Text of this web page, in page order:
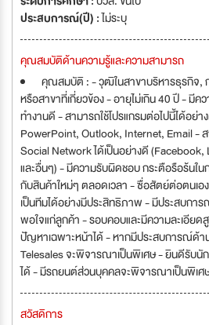
ประสบการณ์(ปี) :ไม่ระบุ
คุณสมบัติด้านความรู้และความสามารถ
คุณสมบัติ : - วุฒิในสาขาบริหารธุรกิจ,
หรือสาขาที่เกี่ยวข้อง - อายุไม่เกิน 40 ปี - มีค
ทำงานดี - สามารถใช้โปรแกรมต่อไปนี้ได้อย่
PowerPoint, Outlook, Internet, Email -
Social Network ได้เป็นอย่างดี
และอื่นๆ) - มีความรับผิดชอบ กระตือรือร้นใน
กับสินค้าใหม่ๆ ตลอดเวลา - ซื่อสัตย์ต่อตนเอ
เป็นทีมได้อย่างมีประสิทธิภาพ - มีประสบการ
พอใจแก่ลูกค้า - รอบคอบและมีความละเอียด
ปัญหาเฉพาะหน้าได้ - หากมีประสบการณ์ด้า
Telesales จะพิจารณาเป็นพิเศษ - ยินดีรับนั
ได้ - มีรถยนต์ส่วนบุคคลจะพิจารณาเป็นพิเศ
สวัสดิการ